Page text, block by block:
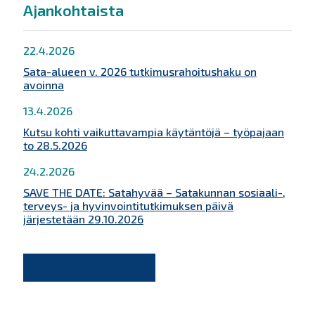
Ajankohtaista
22.4.2026
Sata-alueen v. 2026 tutkimusrahoitushaku on
avoinna
13.4.2026
Kutsu kohti vaikuttavampia käytäntöjä – työpajaan
to 28.5.2026
24.2.2026
SAVE THE DATE: Satahyvää – Satakunnan sosiaali-,
terveys- ja hyvinvointitutkimuksen päivä
järjestetään 29.10.2026